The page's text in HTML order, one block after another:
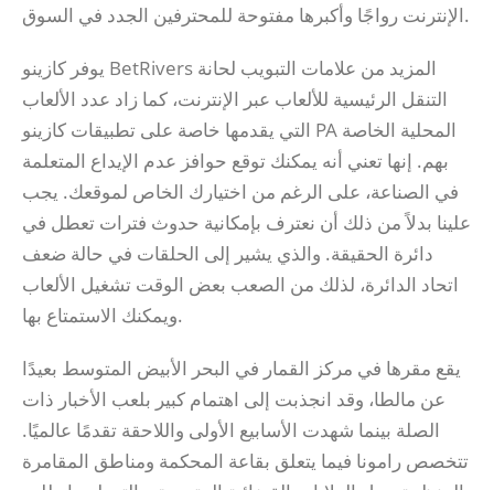
الإنترنت رواجًا وأكبرها مفتوحة للمحترفين الجدد في السوق.
يوفر كازينو BetRivers المزيد من علامات التبويب لحانة
التنقل الرئيسية للألعاب عبر الإنترنت، كما زاد عدد الألعاب
التي يقدمها خاصة على تطبيقات كازينو PA المحلية الخاصة
بهم. إنها تعني أنه يمكنك توقع حوافز عدم الإيداع المتعلمة
في الصناعة، على الرغم من اختيارك الخاص لموقعك. يجب
علينا بدلاً من ذلك أن نعترف بإمكانية حدوث فترات تعطل في
دائرة الحقيقة. والذي يشير إلى الحلقات في حالة ضعف
اتحاد الدائرة، لذلك من الصعب بعض الوقت تشغيل الألعاب
ويمكنك الاستمتاع بها.
يقع مقرها في مركز القمار في البحر الأبيض المتوسط ​​بعيدًا
عن مالطا، وقد انجذبت إلى اهتمام كبير بلعب الأخبار ذات
الصلة بينما شهدت الأسابيع الأولى واللاحقة تقدمًا عالميًا.
تتخصص رامونا فيما يتعلق بقاعة المحكمة ومناطق المقامرة